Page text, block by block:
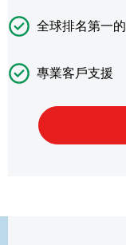
全球排名第一
專業客戶支援